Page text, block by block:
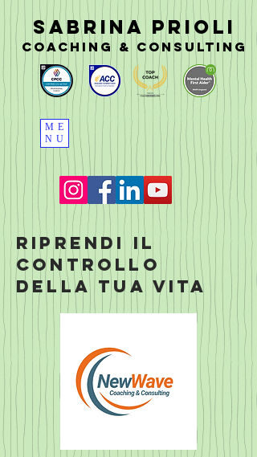
SABRINA PRIOLI
coaching & consulting
ME
NU
Riprendi il
controllo
della tua vita